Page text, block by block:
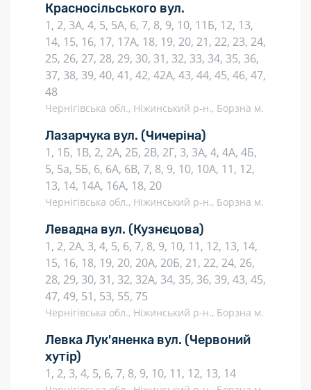
Красносільського вул.
1, 2, 3А, 4, 5, 5А, 6, 7, 8, 9, 10, 11Б, 12, 13,
14, 15, 16, 17, 17А, 18, 19, 20, 21, 22, 23, 24,
25, 26, 27, 28, 29, 30, 31, 32, 33, 34, 35, 36,
37, 38, 39, 40, 41, 42, 42А, 43, 44, 45, 46, 47,
48
Чернігівська обл., Ніжинський р-н., Борзна м.
Лазарчука вул. (Чичеріна)
1, 1Б, 1В, 2, 2А, 2Б, 2В, 2Г, 3, 3А, 4, 4А, 4Б,
5, 5а, 5Б, 6, 6А, 6В, 7, 8, 9, 10, 10А, 11, 12,
13, 14, 14А, 16А, 18, 20
Чернігівська обл., Ніжинський р-н., Борзна м.
Левадна вул. (Кузнєцова)
1, 2, 2А, 3, 4, 5, 6, 7, 8, 9, 10, 11, 12, 13, 14,
15, 16, 18, 19, 20, 20А, 20Б, 21, 22, 24, 26,
28, 29, 30, 31, 32, 32А, 34, 35, 36, 39, 43, 45,
47, 49, 51, 53, 55, 75
Чернігівська обл., Ніжинський р-н., Борзна м.
Левка Лук'яненка вул. (Червоний
хутір)
1, 2, 3, 4, 5, 6, 7, 8, 9, 10, 11, 12, 13, 14